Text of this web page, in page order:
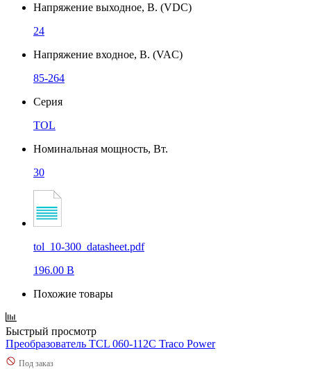
Напряжение выходное, В. (VDC)
24
Напряжение входное, В. (VAC)
85-264
Серия
TOL
Номинальная мощность, Вт.
30
tol_10-300_datasheet.pdf
196.00 B
Похожие товары
Быстрый просмотр
Преобразователь TCL 060-112C Traco Power
Под заказ